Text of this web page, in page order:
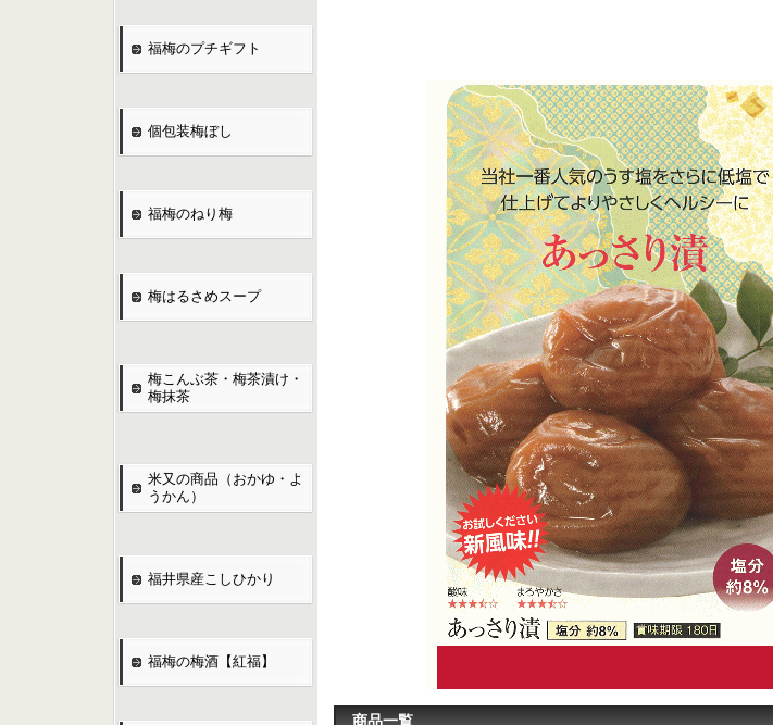
福梅のプチギフト
個包装梅ぼし
福梅のねり梅
梅はるさめスープ
梅こんぶ茶・梅茶漬け・
梅抹茶
米又の商品（おかゆ・よ
うかん）
福井県産こしひかり
福梅の梅酒【紅福】
商品一覧